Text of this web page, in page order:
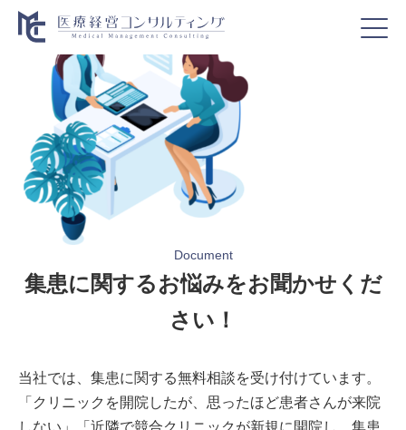
Document
集患に関するお悩みをお聞かせくだ
さい！
当社では、集患に関する無料相談を受け付けています。
「クリニックを開院したが、思ったほど患者さんが来院
しない」「近隣で競合クリニックが新規に開院し、集患